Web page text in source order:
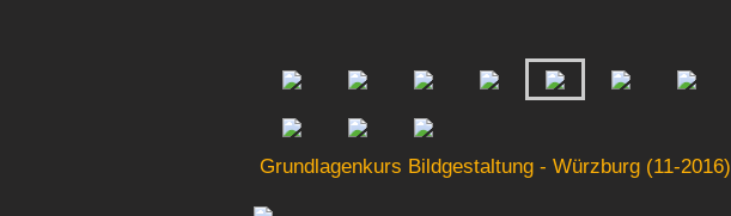
Grundlagenkurs Bildgestaltung - Würzburg (11-2016)